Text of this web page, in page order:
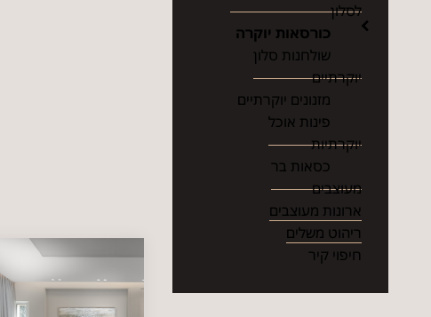
לסלון
כורסאות יוקרה
שולחנות סלון
יוקרתיים
מזנונים יוקרתיים
פינות אוכל
יוקרתיות
כסאות בר
מעוצבים
ארונות מעוצבים
ריהוט משלים
חיפוי קיר